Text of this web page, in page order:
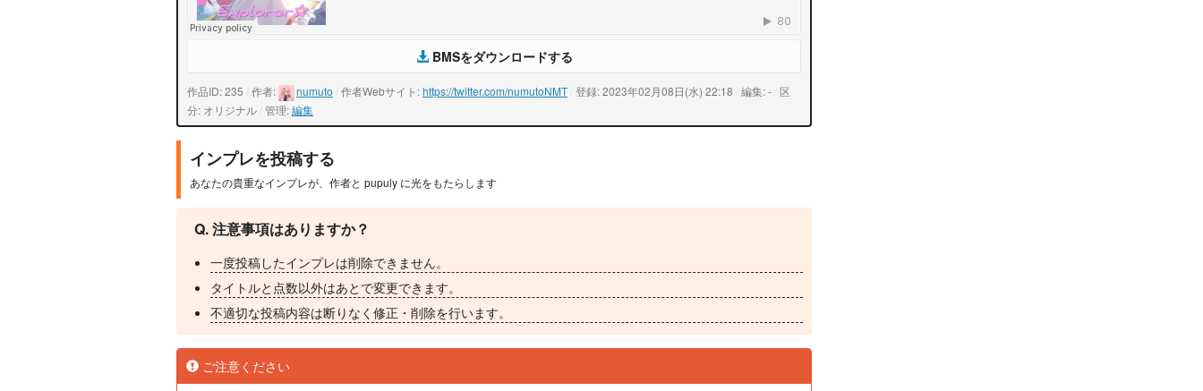
BMSをダウンロードする
作品ID: 235 作者: numuto 作者Webサイト:https://twitter.com/numutoNMT 登録: 2023年02月08日(水) 22:18 編集: - 区
分: オリジナル 管理:編集
インプレを投稿する
あなたの貴重なインプレが、作者と pupuly に光をもたらします
Q. 注意事項はありますか？
一度投稿したインプレは削除できません。
タイトルと点数以外はあとで変更できます。
不適切な投稿内容は断りなく修正・削除を行います。
ご注意ください